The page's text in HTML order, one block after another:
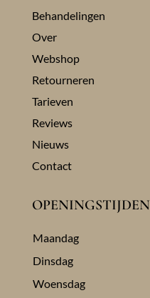
Behandelingen
Over
Webshop
Retourneren
Tarieven
Reviews
Nieuws
Contact
OPENINGSTIJDEN
Maandag
Dinsdag
Woensdag